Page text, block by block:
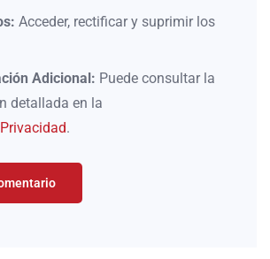
Acceder, rectificar y suprimir los
Adicional: Puede consultar la
detallada en la
.